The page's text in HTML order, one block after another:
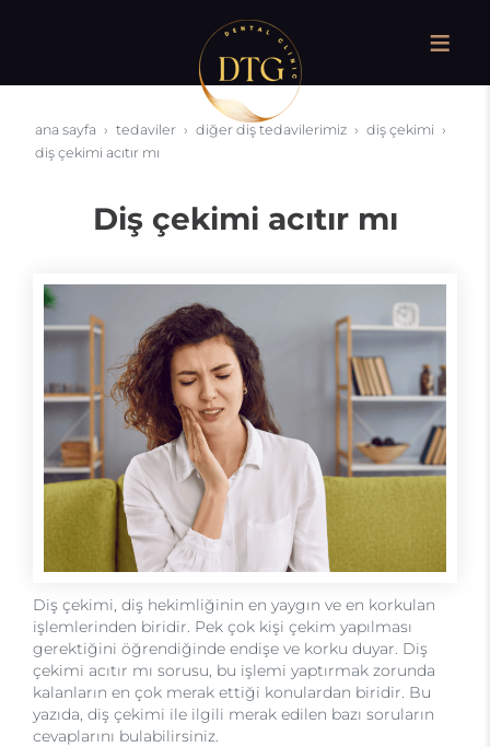
ana sayfa tedaviler diğer diş tedavilerimiz
diş çekimi
diş çekimi acıtır mı
Diş çekimi acıtır mı
Diş çekimi, diş hekimliğinin en yaygın ve en korkulan
işlemlerinden biridir. Pek çok kişi çekim yapılması
gerektiğini öğrendiğinde endişe ve korku duyar. Diş
çekimi acıtır mı sorusu, bu işlemi yaptırmak zorunda
kalanların en çok merak ettiği konulardan biridir. Bu
yazıda, diş çekimi ile ilgili merak edilen bazı soruların
cevaplarını bulabilirsiniz.